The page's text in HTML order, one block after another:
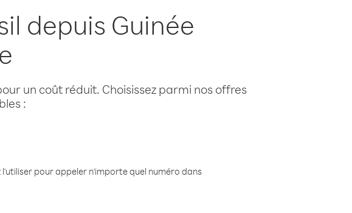
depuis Guinée
un coût réduit. Choisissez parmi nos offres
:
pour appeler n'importe quel numéro dans